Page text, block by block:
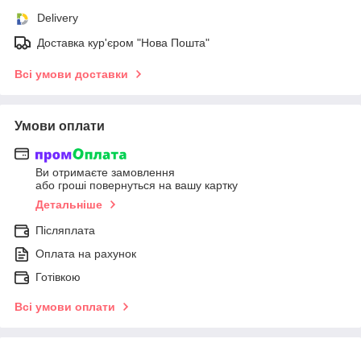
Delivery
Доставка кур'єром "Нова Пошта"
Всі умови доставки
Умови оплати
Ви отримаєте замовлення
або гроші повернуться на вашу картку
Детальніше
Післяплата
Оплата на рахунок
Готівкою
Всі умови оплати